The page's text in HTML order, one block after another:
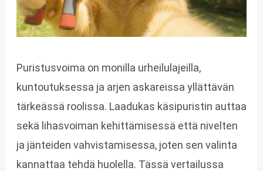
Puristusvoima on monilla urheilulajeilla,
kuntoutuksessa ja arjen askareissa yllättävän
tärkeässä roolissa. Laadukas käsipuristin auttaa
sekä lihasvoiman kehittämisessä että nivelten
ja jänteiden vahvistamisessa, joten sen valinta
kannattaa tehdä huolella. Tässä vertailussa